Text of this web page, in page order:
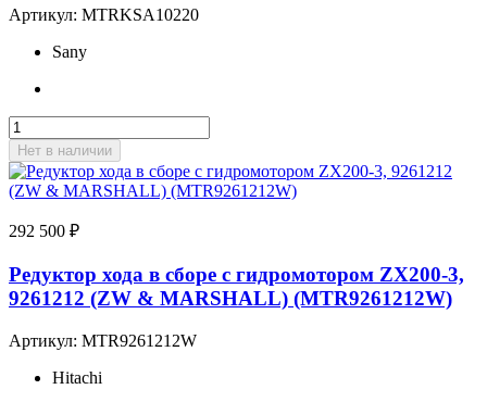
Артикул: MTRKSA10220
Sany
Нет в наличии
292 500 ₽
Редуктор хода в сборе с гидромотором ZX200-3,
9261212 (ZW & MARSHALL) (MTR9261212W)
Артикул: MTR9261212W
Hitachi